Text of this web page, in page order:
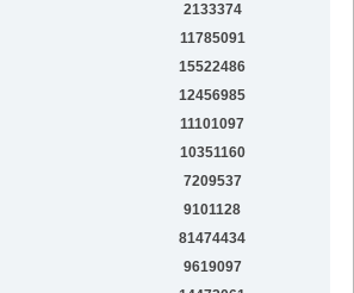
2133374
11785091
15522486
12456985
11101097
10351160
7209537
9101128
81474434
9619097